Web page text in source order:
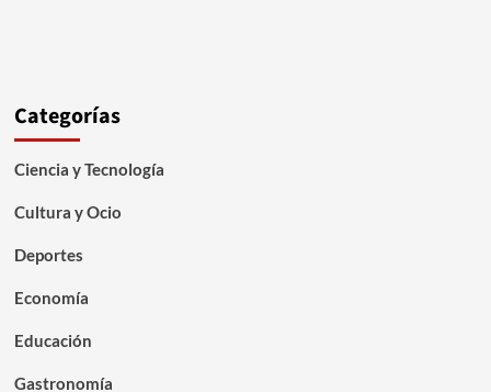
Categorías
Ciencia y Tecnología
Cultura y Ocio
Deportes
Economía
Educación
Gastronomía